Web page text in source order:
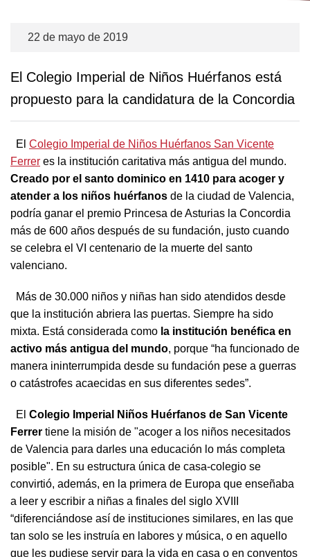
22 de mayo de 2019
El Colegio Imperial de Niños Huérfanos está
propuesto para la candidatura de la Concordia
El Colegio Imperial de Niños Huérfanos San Vicente
Ferrer es la institución caritativa más antigua del mundo.
Creado por el santo dominico en 1410 para acoger y
atender a los niños huérfanos de la ciudad de Valencia,
podría ganar el premio Princesa de Asturias la Concordia
más de 600 años después de su fundación, justo cuando
se celebra el VI centenario de la muerte del santo
valenciano.
Más de 30.000 niños y niñas han sido atendidos desde
que la institución abriera las puertas. Siempre ha sido
mixta. Está considerada como la institución benéfica en
activo más antigua del mundo, porque “ha funcionado de
manera ininterrumpida desde su fundación pese a guerras
o catástrofes acaecidas en sus diferentes sedes”.
El Colegio Imperial Niños Huérfanos de San Vicente
Ferrer tiene la misión de "acoger a los niños necesitados
de Valencia para darles una educación lo más completa
posible". En su estructura única de casa-colegio se
convirtió, además, en la primera de Europa que enseñaba
a leer y escribir a niñas a finales del siglo XVIII
“diferenciándose así de instituciones similares, en las que
tan solo se les instruía en labores y música, o en aquello
que les pudiese servir para la vida en casa o en conventos